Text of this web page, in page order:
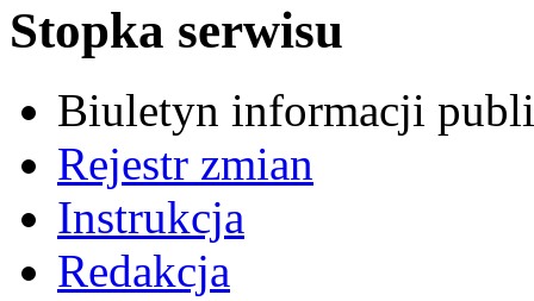
Stopka serwisu
Biuletyn informacji
Rejestr zmian
Instrukcja
Redakcja